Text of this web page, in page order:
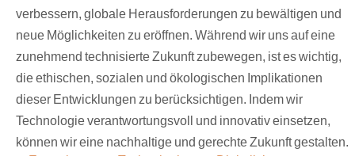
verbessern, globale Herausforderungen zu bewältigen und
neue Möglichkeiten zu eröffnen. Während wir uns auf eine
zunehmend technisierte Zukunft zubewegen, ist es wichtig,
die ethischen, sozialen und ökologischen Implikationen
dieser Entwicklungen zu berücksichtigen. Indem wir
Technologie verantwortungsvoll und innovativ einsetzen,
können wir eine nachhaltige und gerechte Zukunft gestalten.